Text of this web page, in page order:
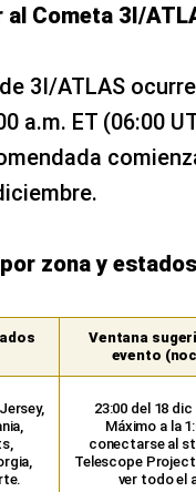
al Cometa 3I/
3I/ATLAS
a.m. ET (06:00
zona y
Ventana
evento
23:00 del 18
Máximo a la
conectarse al
Telescope
ver todo el